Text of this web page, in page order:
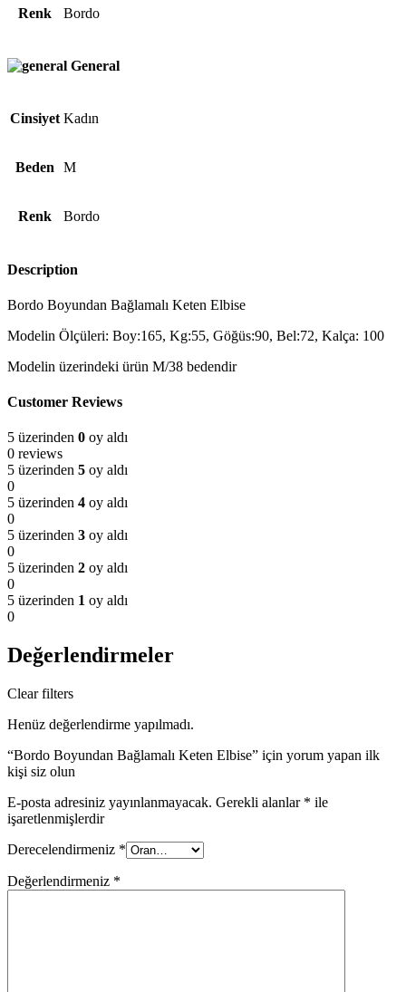
Renk Bordo
General
Cinsiyet Kadın
Beden M
Renk Bordo
Description
Bordo Boyundan Bağlamalı Keten Elbise
Modelin Ölçüleri: Boy:165, Kg:55, Göğüs:90, Bel:72, Kalça: 100
Modelin üzerindeki ürün M/38 bedendir
Customer Reviews
5 üzerinden 0 oy aldı
0 reviews
5 üzerinden 5 oy aldı
0
5 üzerinden 4 oy aldı
0
5 üzerinden 3 oy aldı
0
5 üzerinden 2 oy aldı
0
5 üzerinden 1 oy aldı
0
Değerlendirmeler
Clear filters
Henüz değerlendirme yapılmadı.
“Bordo Boyundan Bağlamalı Keten Elbise” için yorum yapan ilk
kişi siz olun
E-posta adresiniz yayınlanmayacak. Gerekli alanlar * ile
işaretlenmişlerdir
Derecelendirmeniz *
Değerlendirmeniz *